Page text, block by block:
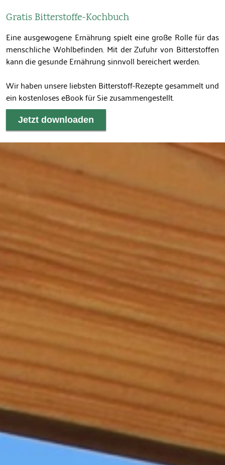
Gratis Bitterstoffe-Kochbuch
Eine ausgewogene Ernährung spielt eine große Rolle für das
menschliche Wohlbefinden. Mit der Zufuhr von Bitterstoffen
kann die gesunde Ernährung sinnvoll bereichert werden.
Wir haben unsere liebsten Bitterstoff-Rezepte gesammelt und
ein kostenloses eBook für Sie zusammengestellt.
Jetzt downloaden